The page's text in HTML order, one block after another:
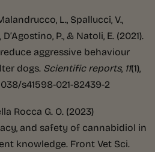
L., Spallucci, V.,
P., & Natoli, E. (2021).
aggressive behaviour
dogs. Scientific reports, 11(1),
s41598-021-82439-2
Rocca G. O. (2023)
and safety of cannabidiol in
knowledge. Front Vet Sci.